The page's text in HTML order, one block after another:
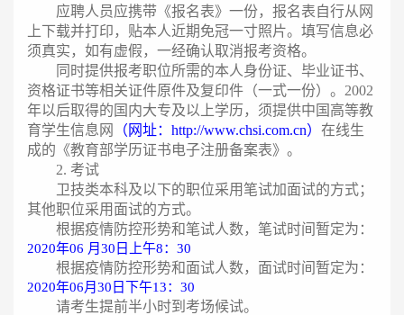
应聘人员应携带《报名表》一份，报名表自行从网
上下载并打印，贴本人近期免冠一寸照片。填写信息必
须真实，如有虚假，一经确认取消报考资格。
同时提供报考职位所需的本人身份证、毕业证书、
资格证书等相关证件原件及复印件（一式一份）。2002
年以后取得的国内大专及以上学历，须提供中国高等教
育学生信息网
（网址：http://www.chsi.com.cn） 在线生
成的《教育部学历证书电子注册备案表》。
2. 考试
卫技类本科及以下的职位采用笔试加面试的方式；
其他职位采用面试的方式。
根据疫情防控形势和笔试人数，笔试时间暂定为：
2020年06 月30日上午8：30
根据疫情防控形势和面试人数，面试时间暂定为：
2020年06月30日下午13：30
请考生提前半小时到考场候试。